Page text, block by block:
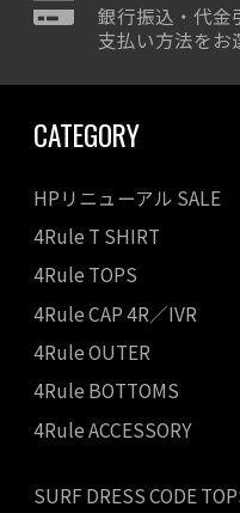
銀行振込・代金
支払い方法をお
CATEGORY
HPリニューアル SALE
4Rule T SHIRT
4Rule TOPS
4Rule CAP 4R／IVR
4Rule OUTER
4Rule BOTTOMS
4Rule ACCESSORY
SURF DRESS CODE